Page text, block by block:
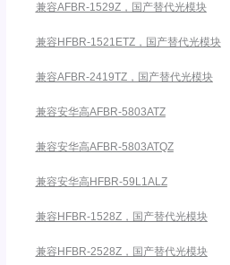
兼容AFBR-1529Z，国产替代光模块
兼容HFBR-1521ETZ，国产替代光模块
兼容AFBR-2419TZ，国产替代光模块
兼容安华高AFBR-5803ATZ
兼容安华高AFBR-5803ATQZ
兼容安华高HFBR-59L1ALZ
兼容HFBR-1528Z，国产替代光模块
兼容HFBR-2528Z，国产替代光模块